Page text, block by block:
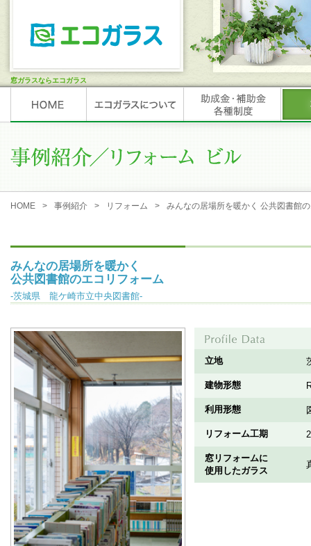
窓ガラスならエコガラス
HOME 事例紹介 リフォーム みんなの居場所を暖かく 公共図書館
みんなの居場所を暖かく
公共図書館のエコリフォーム
茨城県 龍ケ崎市立中央図書館
立地
建物形態
利用形態
リフォーム工期
窓リフォームに
使用したガラス